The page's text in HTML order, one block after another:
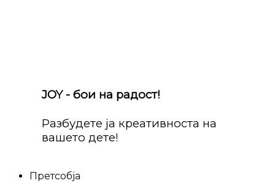
JOY - бои на радост!
Разбудете ја креативноста на
вашето дете!
Претсобја